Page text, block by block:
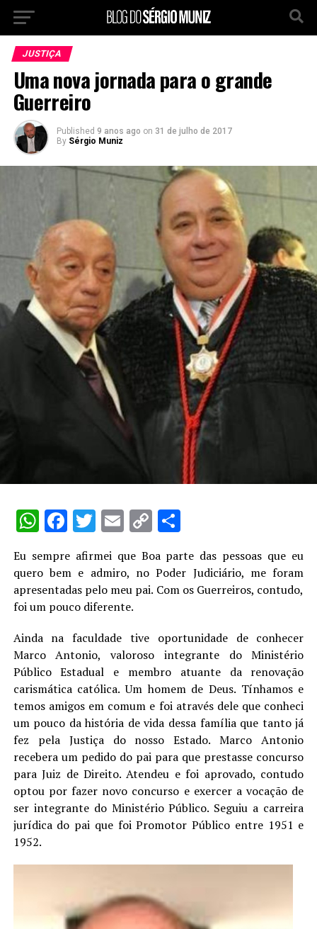
JUSTIÇA
Uma nova jornada para o grande
Guerreiro
Published 9 anos ago on 31 de julho de 2017
By Sérgio Muniz
WhatsApp
Facebook
Twitter
Email
CopyShare
Eu sempre afirmei que Boa parte das pessoas que eu
quero bem e admiro, no Poder Judiciário, me foram
apresentadas pelo meu pai. Com os Guerreiros, contudo,
foi um pouco diferente.
Ainda na faculdade tive oportunidade de conhecer
Marco Antonio, valoroso integrante do Ministério
Público Estadual e membro atuante da renovação
carismática católica. Um homem de Deus. Tínhamos e
temos amigos em comum e foi através dele que conheci
um pouco da história de vida dessa família que tanto já
fez pela Justiça do nosso Estado. Marco Antonio
recebera um pedido do pai para que prestasse concurso
para Juiz de Direito. Atendeu e foi aprovado, contudo
optou por fazer novo concurso e exercer a vocação de
ser integrante do Ministério Público. Seguiu a carreira
jurídica do pai que foi Promotor Público entre 1951 e
1952.